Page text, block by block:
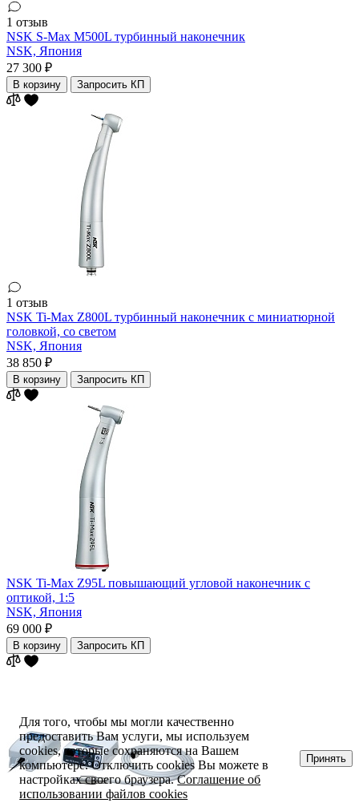
1 отзыв
NSK S-Max M500L турбинный наконечник
NSK, Япония
27 300 ₽
В корзину Запросить КП
1 отзыв
NSK Ti-Max Z800L турбинный наконечник с миниатюрной
головкой, co светом
NSK, Япония
38 850 ₽
В корзину Запросить КП
NSK Ti-Max Z95L повышающий угловой наконечник с
оптикой, 1:5
NSK, Япония
69 000 ₽
В корзину Запросить КП
Для того, чтобы мы могли качественно
предоставить Вам услуги, мы используем
cookies, которые сохраняются на Вашем
компьютере. Отключить cookies Вы можете в
настройках своего браузера.Соглашение об
использовании файлов cookies
Принять